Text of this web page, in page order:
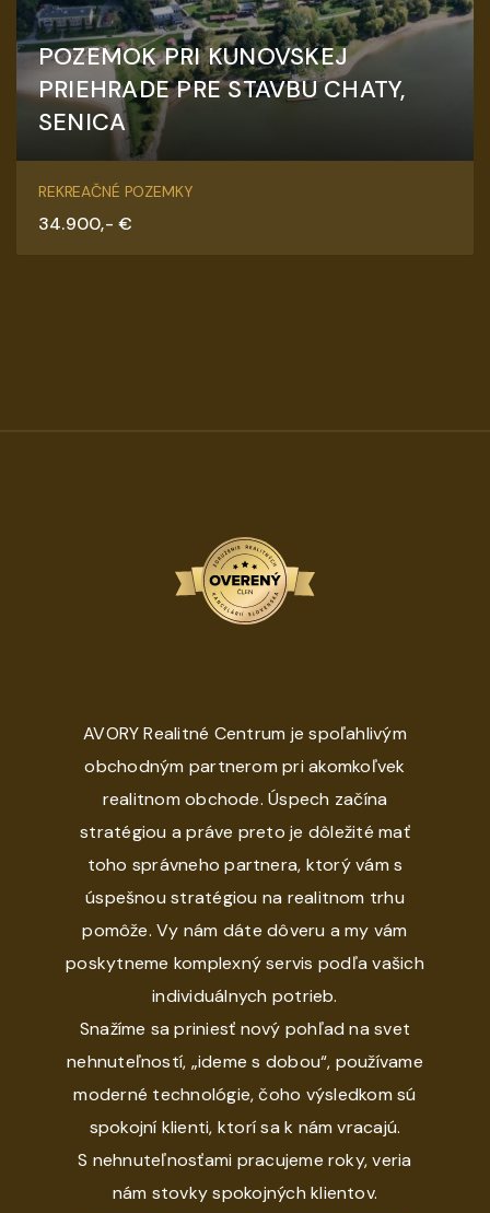
POZEMOK PRI KUNOVSKEJ
PRIEHRADE PRE STAVBU CHATY,
SENICA
Kunov, Senica
REKREAČNÉ POZEMKY
34.900,- €
AVORY Realitné Centrum je spoľahlivým
obchodným partnerom pri akomkoľvek
realitnom obchode. Úspech začína
stratégiou a práve preto je dôležité mať
toho správneho partnera, ktorý vám s
úspešnou stratégiou na realitnom trhu
pomôže. Vy nám dáte dôveru a my vám
poskytneme komplexný servis podľa vašich
individuálnych potrieb.
Snažíme sa priniesť nový pohľad na svet
nehnuteľností, „ideme s dobou“, používame
moderné technológie, čoho výsledkom sú
spokojní klienti, ktorí sa k nám vracajú.
S nehnuteľnosťami pracujeme roky, veria
nám stovky spokojných klientov.